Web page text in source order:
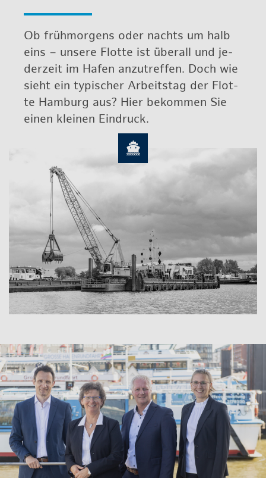
Ob früh­mor­gens oder nachts um halb
eins – un­se­re Flot­te ist über­all und je­
der­zeit im Hafen an­zu­tref­fen. Doch wie
sieht ein ty­pi­scher Ar­beits­tag der Flot­
te Ham­burg aus? Hier be­kom­men Sie
einen klei­nen Ein­druck.